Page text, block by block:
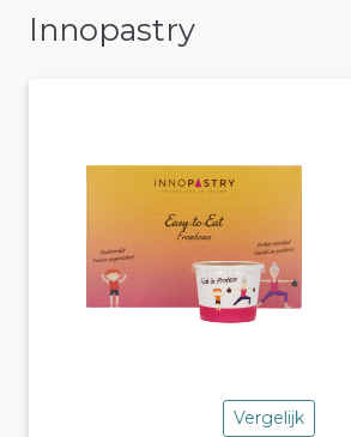
Innopastry
Vergelijk